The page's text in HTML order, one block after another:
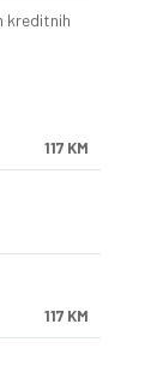
kreditnih
117 KM
117 KM